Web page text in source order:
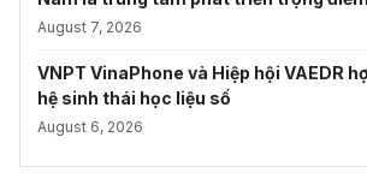
August 7, 2026
VNPT VinaPhone và Hiệp hội VAEDR
hệ sinh thái học liệu số
August 6, 2026